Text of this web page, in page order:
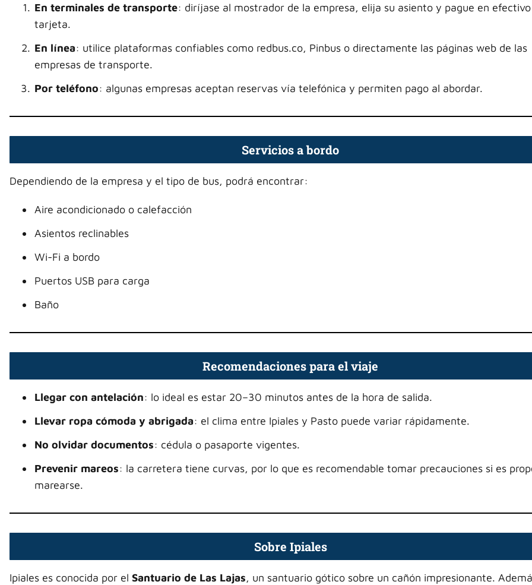
En terminales de transporte: diríjase al mostrador de la empresa, elija su asiento y pague en
tarjeta.
En línea: utilice plataformas confiables como redbus.co, Pinbus o directamente las páginas web de las
empresas de transporte.
Por teléfono: algunas empresas aceptan reservas vía telefónica y permiten pago al abordar.
Servicios a bordo
Dependiendo de la empresa y el tipo de bus, podrá encontrar:
Aire acondicionado o calefacción
Asientos reclinables
Wi-Fi a bordo
Puertos USB para carga
Baño
Recomendaciones para el viaje
Llegar con antelación: lo ideal es estar 20–30 minutos antes de la hora de salida.
Llevar ropa cómoda y abrigada: el clima entre Ipiales y Pasto puede variar rápidamente.
No olvidar documentos: cédula o pasaporte vigentes.
Prevenir mareos: la carretera tiene curvas, por lo que es recomendable tomar precauciones si es
marearse.
Sobre Ipiales
Ipiales es conocida por el Santuario de Las Lajas, un santuario gótico sobre un cañón impresionante.